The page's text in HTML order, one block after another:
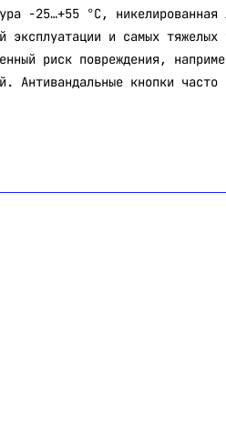
-25…+55 °C, никелированная
эксплуатации и самых тяжелых
риск повреждения,
Антивандальные кнопки